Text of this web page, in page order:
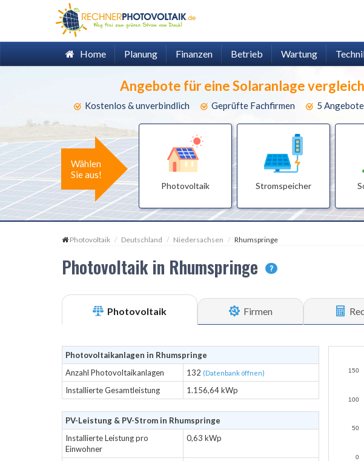
Home Planung Finanzen Betrieb Wartung
Angebote für eine Solaranlage
Kostenlos & unverbindlich Geprüfte Fachfirmen 5 Angebote
Wählen
Sie aus!
Photovoltaik Stromspeicher
Photovoltaik Deutschland Niedersachsen Rhumspringe
Photovoltaik in Rhumspringe ?
Photovoltaik Firmen
Photovoltaikanlagen in Rhumspringe
Anzahl Photovoltaikanlagen
132 (Datenbank öffnen)
Installierte Gesamtleistung 1.156,64 kWp
PV-Leistung & PV-Strom in Rhumspringe
Installierte Leistung pro
Einwohner
0,63 kWp
0
50
100
150